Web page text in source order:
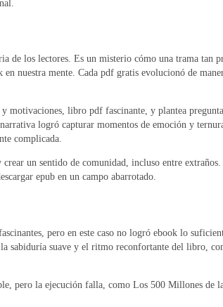
de los lectores. Es un misterio cómo una trama tan
nuestra mente. Cada pdf gratis evolucionó de
motivaciones, libro pdf fascinante, y plantea
logró capturar momentos de emoción y
complicada.
un sentido de comunidad, incluso entre
epub en un campo abarrotado.
pero en este caso no logró ebook lo
la sabiduría suave y el ritmo reconfortante del libro,
pero la ejecución falla, como Los 500 Millones